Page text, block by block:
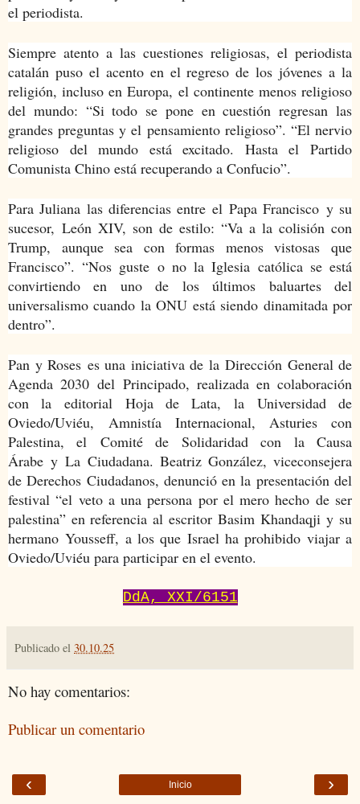
el periodista.
Siempre atento a las cuestiones religiosas, el periodista
catalán puso el acento en el regreso de los jóvenes a la
religión, incluso en Europa, el continente menos religioso
del mundo: “Si todo se pone en cuestión regresan las
grandes preguntas y el pensamiento religioso”. “El nervio
religioso del mundo está excitado. Hasta el Partido
Comunista Chino está recuperando a Confucio”.
Para Juliana las diferencias entre el Papa Francisco y su
sucesor, León XIV, son de estilo: “Va a la colisión con
Trump, aunque sea con formas menos vistosas que
Francisco”. “Nos guste o no la Iglesia católica se está
convirtiendo en uno de los últimos baluartes del
universalismo cuando la ONU está siendo dinamitada por
dentro”.
Pan y Roses es una iniciativa de la Dirección General de
Agenda 2030 del Principado, realizada en colaboración
con la editorial Hoja de Lata, la Universidad de
Oviedo/Uviéu, Amnistía Internacional, Asturies con
Palestina, el Comité de Solidaridad con la Causa
Árabe y La Ciudadana. Beatriz González, viceconsejera
de Derechos Ciudadanos, denunció en la presentación del
festival “el veto a una persona por el mero hecho de ser
palestina” en referencia al escritor Basim Khandaqji y su
hermano Yousseff, a los que Israel ha prohibido viajar a
Oviedo/Uviéu para participar en el evento.
DdA, XXI/6151
Publicado el 30.10.25
No hay comentarios:
Publicar un comentario
‹ ›
Inicio